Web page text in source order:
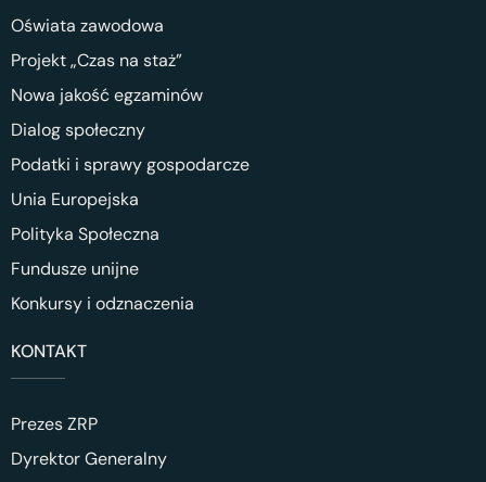
Oświata zawodowa
Projekt „Czas na staż”
Nowa jakość egzaminów
Dialog społeczny
Podatki i sprawy gospodarcze
Unia Europejska
Polityka Społeczna
Fundusze unijne
Konkursy i odznaczenia
KONTAKT
Prezes ZRP
Dyrektor Generalny